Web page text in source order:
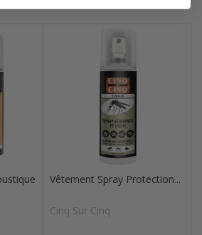
Vêtement Spray Protection...
Cinq Sur Cinq